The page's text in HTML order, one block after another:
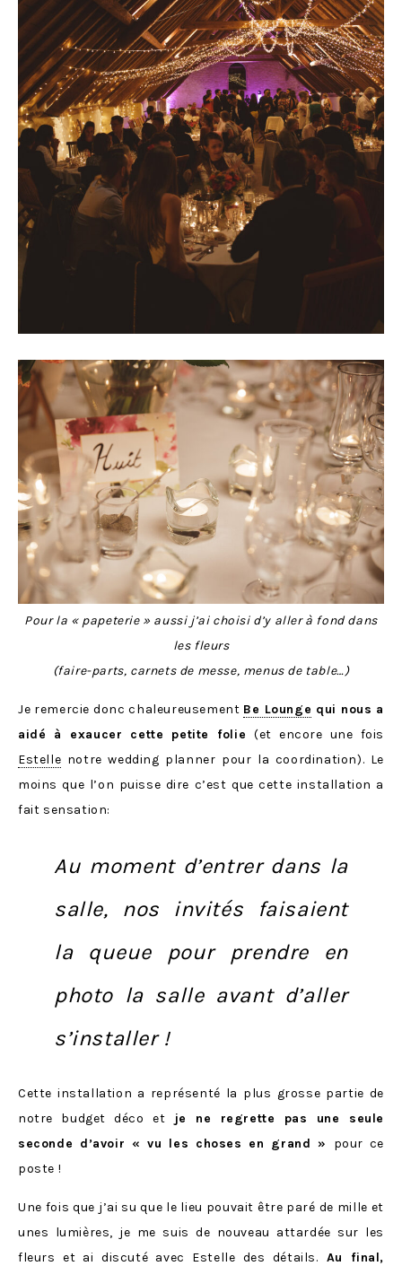
Pour la « papeterie » aussi j’ai choisi d’y aller à fond dans
les fleurs
(faire-parts, carnets de messe, menus de table…)
Je remercie donc chaleureusement Be Lounge qui nous a
aidé à exaucer cette petite folie(et encore une fois
Estelle notre wedding planner pour la coordination). Le
moins que l’on puisse dire c’est que cette installation a
fait sensation:
Au moment d’entrer dans la
salle, nos invités faisaient
la queue pour prendre en
photo la salle avant d’aller
s’installer !
Cette installation a représenté la plus grosse partie de
notre budget déco et
je ne regrette pas une seule
seconde d’avoir « vu les choses en grand » pour ce
poste !
Une fois que j’ai su que le lieu pouvait être paré de mille et
unes lumières, je me suis de nouveau attardée sur les
fleurs et ai discuté avec Estelle des détails. Au final,